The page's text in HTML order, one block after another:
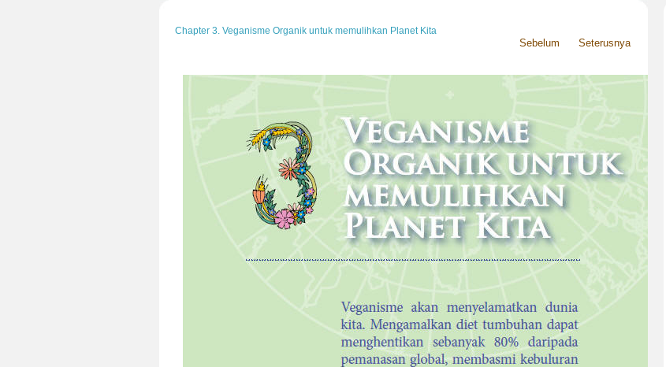
Chapter 3. Veganisme Organik untuk memulihkan Planet Kita
Sebelum Seterusnya